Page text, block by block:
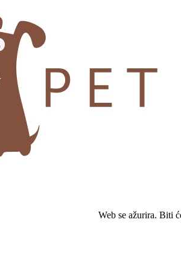
Web se ažurira. Biti